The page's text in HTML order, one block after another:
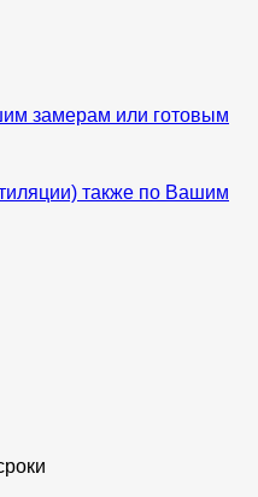
замерам или готовым
также по Вашим